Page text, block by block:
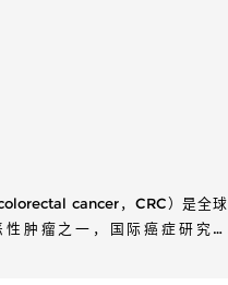
cancer，CRC）是全球
肿瘤之一，国际癌症研究署